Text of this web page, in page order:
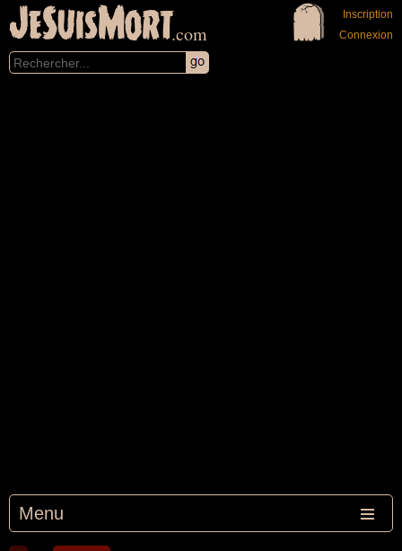
JeSuisMort.com
Menu
Inscription
Connexion